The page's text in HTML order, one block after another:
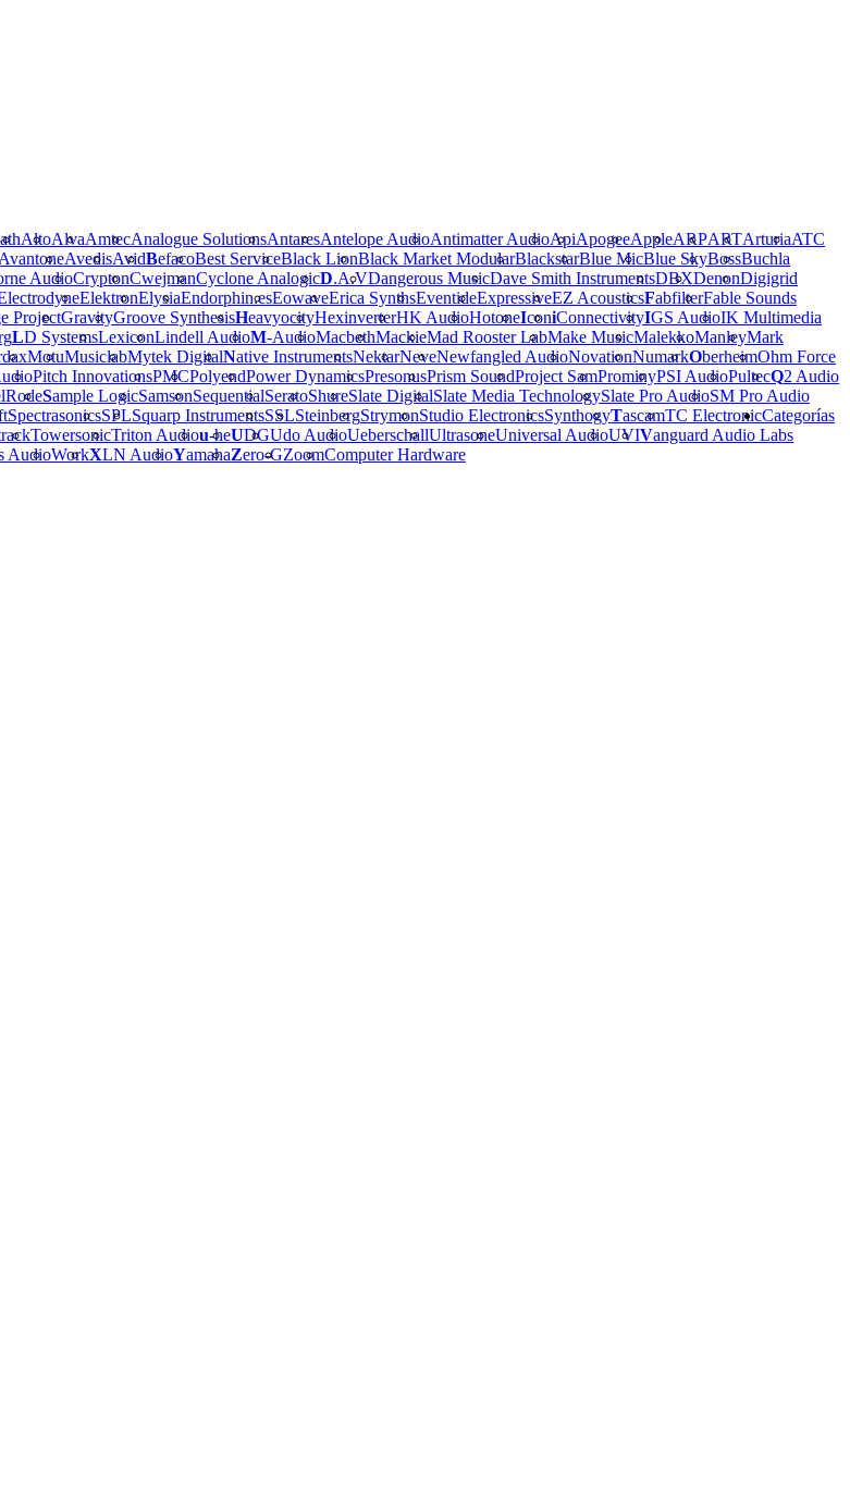
AltoAlvaAmtecAnalogue SolutionsAntaresAntelope AudioAntimatter AudioApiApogeeAppleARPARTArturiaATC
AvantoneAvedisAvidBefacoBest ServiceBlack LionBlack Market ModularBlackstarBlue MicBlue SkyBossBuchla
AudioCryptonCwejmanCyclone AnalogicD.A.VDangerous MusicDave Smith InstrumentsDBXDenonDigigrid
ElektronElysiaEndorphin.esEowaveErica SynthsEventideExpressiveEZ AcousticsFabfilterFable Sounds
ProjectGravityGroove SynthesisHeavyocityHexinverterHK AudioHotoneIconiConnectivityIGS AudioIK Multimedia
LD SystemsLexiconLindell AudioM-AudioMacbethMackieMad Rooster LabMake MusicMalekkoManleyMark
MotuMusiclabMytek DigitalNative InstrumentsNektarNeveNewfangled AudioNovationNumarkOberheimOhm Force
Pitch InnovationsPMCPolyendPower DynamicsPresonusPrism SoundProject SamProminyPSI AudioPultecQ2 Audio
RodeSample LogicSamsonSequentialSeratoShureSlate DigitalSlate Media TechnologySlate Pro AudioSM Pro Audio
SpectrasonicsSPLSquarp InstrumentsSSLSteinbergStrymonStudio ElectronicsSynthogyTascamTC Electronic
TowersonicTriton Audiou-heUDGUdo AudioUeberschallUltrasoneUniversal AudioUVIVanguard Audio Labs
AudioWorkXLN AudioYamahaZero-GZoom
Categorías
Computer Hardware